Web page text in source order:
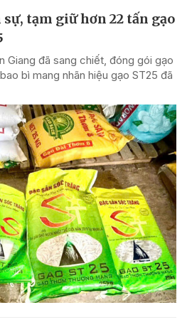
tạm giữ hơn 22 tấn gạo
Giang đã sang chiết, đóng gói gạo
bì mang nhãn hiệu gạo ST25 đã